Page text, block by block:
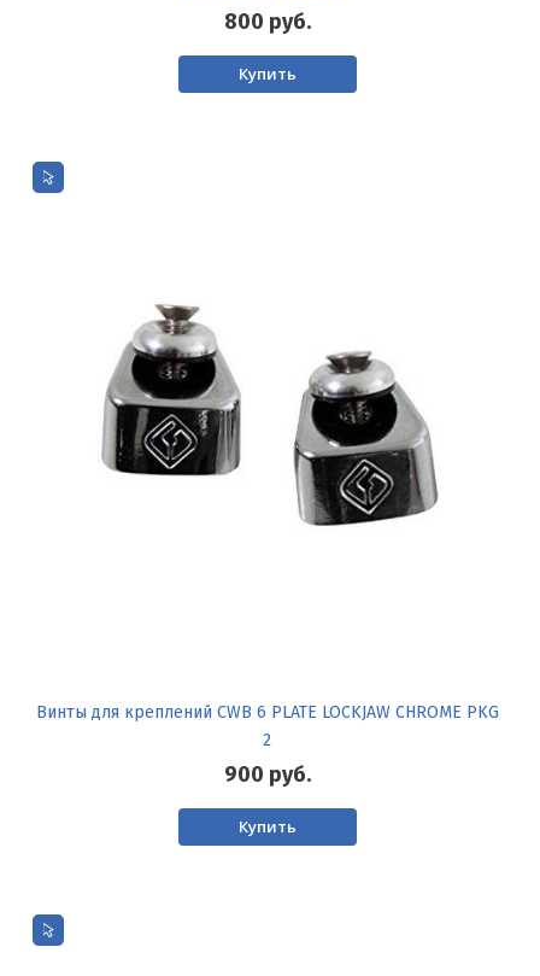
800 руб.
Купить
Винты для креплений CWB 6 PLATE LOCKJAW CHROME PKG
2
900 руб.
Купить